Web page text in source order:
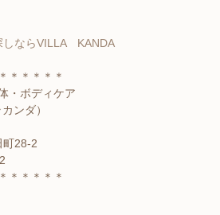
しならVILLA KANDA
＊＊＊＊＊
・ボディケア
ンダ）
町28-2
＊＊＊＊＊